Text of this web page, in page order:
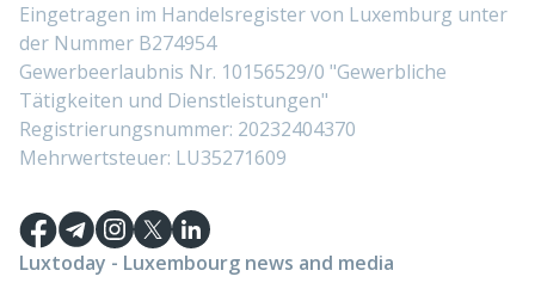
Eingetragen im Handelsregister von Luxemburg unter
der Nummer B274954
Gewerbeerlaubnis Nr. 10156529/0 "Gewerbliche
Tätigkeiten und Dienstleistungen"
Registrierungsnummer: 20232404370
Mehrwertsteuer: LU35271609
Luxtoday - Luxembourg news and media